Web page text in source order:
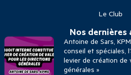
Le Club
Nos dernières
Antoine de Sars,
conseil et spéciales,
levier de création de
générales »